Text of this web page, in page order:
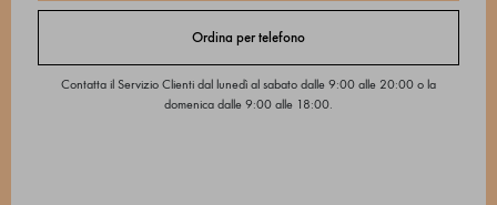
Ordina per telefono
Contatta il Servizio Clienti dal lunedì al sabato dalle 9:00 alle 20:00 o la
domenica dalle 9:00 alle 18:00.